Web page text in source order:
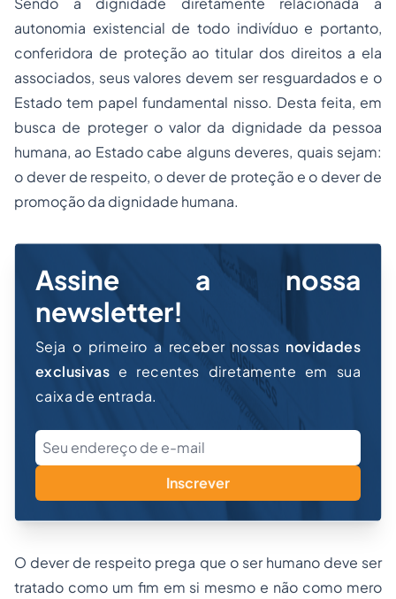
autonomia existencial de todo indivíduo e portanto,
conferidora de proteção ao titular dos direitos a ela
associados, seus valores devem ser resguardados e o
Estado tem papel fundamental nisso. Desta feita, em
busca de proteger o valor da dignidade da pessoa
humana, ao Estado cabe alguns deveres, quais sejam:
o dever de respeito, o dever de proteção e o dever de
promoção da dignidade humana.
Assine a nossa
newsletter!
Seja o primeiro a receber nossas novidades
exclusivas e recentes diretamente em sua
caixa de entrada.
Inscrever
O dever de respeito prega que o ser humano deve ser
tratado como um fim em si mesmo e não como mero